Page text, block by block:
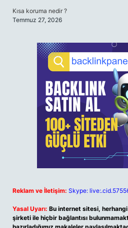
Kısa koruma nedir ?
Temmuz 27, 2026
Reklam ve İletişim: Skype:
Yasal Uyarı: Bu internet sitesi,
şirketi ile hiçbir bağlantısı